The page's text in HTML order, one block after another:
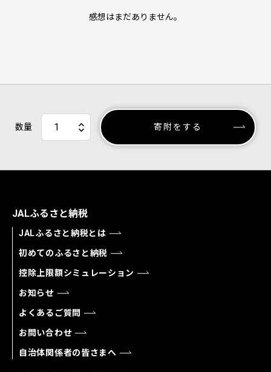
感想はまだありません。
数量 寄附をする
JALふるさと納税
JALふるさと納税とは
初めてのふるさと納税
控除上限額シミュレーション
お知らせ
よくあるご質問
お問い合わせ
自治体関係者の皆さまへ